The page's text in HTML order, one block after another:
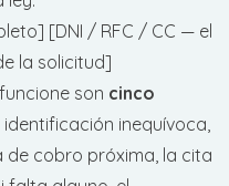
[DNI / RFC / CC — el
la solicitud]
son cinco
identificación inequívoca,
de cobro próxima, la cita